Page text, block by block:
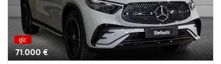
Immobilizzatore elettronico • Riconoscimento dei segnali stradali
• Sensore di luce • Sensore di pioggia • Servosterzo • Navigatore
satellitare • Specchietti laterali elettrici
nuova glc nuova
71.000 €